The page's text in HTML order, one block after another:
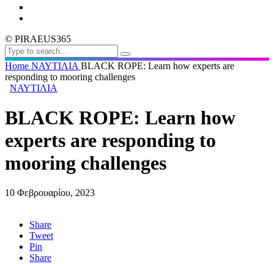
© PIRAEUS365
Home ΝΑΥΤΙΛΙΑ BLACK ROPE: Learn how experts are
responding to mooring challenges
ΝΑΥΤΙΛΙΑ
BLACK ROPE: Learn how
experts are responding to
mooring challenges
10 Φεβρουαρίου, 2023
Share
Tweet
Pin
Share